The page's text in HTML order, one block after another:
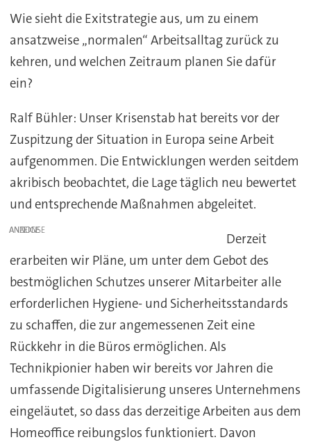
Wie sieht die Exitstrategie aus, um zu einem
ansatzweise „normalen“ Arbeitsalltag zurück zu
kehren, und welchen Zeitraum planen Sie dafür
ein?
Ralf Bühler: Unser Krisenstab hat bereits vor der
Zuspitzung der Situation in Europa seine Arbeit
aufgenommen. Die Entwicklungen werden seitdem
akribisch beobachtet, die Lage täglich neu bewertet
und entsprechende Maßnahmen abgeleitet.
ANZEIGE
Derzeit
erarbeiten wir Pläne, um unter dem Gebot des
bestmöglichen Schutzes unserer Mitarbeiter alle
erforderlichen Hygiene- und Sicherheitsstandards
zu schaffen, die zur angemessenen Zeit eine
Rückkehr in die Büros ermöglichen. Als
Technikpionier haben wir bereits vor Jahren die
umfassende Digitalisierung unseres Unternehmens
eingeläutet, so dass das derzeitige Arbeiten aus dem
Homeoffice reibungslos funktioniert. Davon